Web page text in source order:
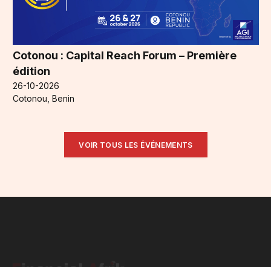
Cotonou : Capital Reach Forum – Première
édition
26-10-2026
Cotonou, Benin
VOIR TOUS LES ÉVÉNEMENTS